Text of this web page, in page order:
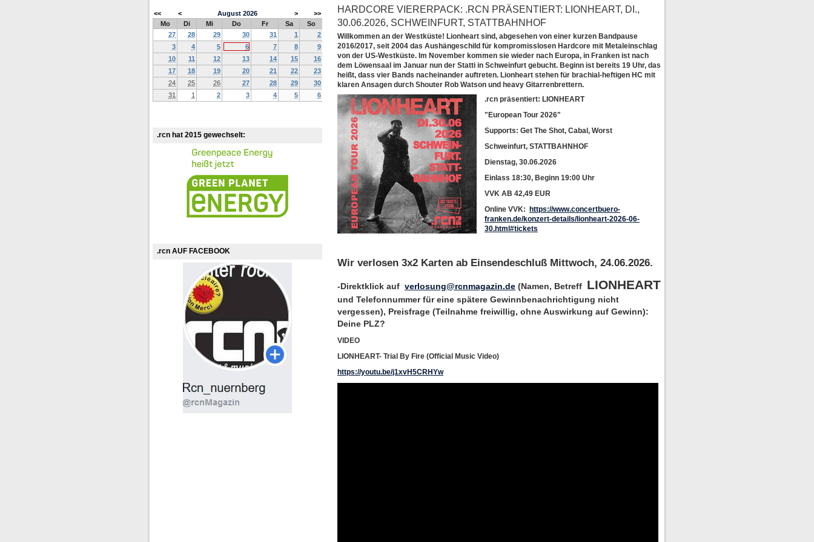
<< < August 2026 >
>>
Mo
Di Mi Do Fr Sa
So
27
28 29 30 31 1
2
3
4 5 6 7 8
9
10
11 12 13 14 15
16
17
18 19 20 21 22
23
24
25 26 27 28 29
30
31
1 2 3 4 5 6
.rcn hat 2015 gewechselt:
.rcn AUF FACEBOOK
HARDCORE VIERERPACK: .RCN PRÄSENTIERT: LIONHEART, DI.,
30.06.2026, SCHWEINFURT, STATTBAHNHOF
Willkommen an der Westküste! Lionheart sind, abgesehen von einer kurzen Bandpause
2016/2017, seit 2004 das Aushängeschild für kompromisslosen Hardcore mit Metaleinschlag
von der US-Westküste. Im November kommen sie wieder nach Europa, in Franken ist nach
dem Löwensaal im Januar nun der Statti in Schweinfurt gebucht. Beginn ist bereits 19 Uhr, das
heißt, dass vier Bands nacheinander auftreten. Lionheart stehen für brachial-heftigen HC mit
klaren Ansagen durch Shouter Rob Watson und heavy Gitarrenbrettern.
.rcn präsentiert: LIONHEART
"European Tour 2026"
Supports: Get The Shot, Cabal, Worst
Schweinfurt, STATTBAHNHOF
Dienstag, 30.06.2026
Einlass 18:30, Beginn 19:00 Uhr
VVK AB 42,49 EUR
Online VVK:
https://www.concertbuero-
franken.de/konzert-details/lionheart-2026-06-
30.html#tickets
Wir verlosen 3x2 Karten ab Einsendeschluß Mittwoch, 24.06.2026.
-Direktklick auf verlosung@rcnmagazin.de (Namen, Betreff LIONHEART
und Telefonnummer für eine spätere Gewinnbenachrichtigung nicht
vergessen), Preisfrage (Teilnahme freiwillig, ohne Auswirkung auf Gewinn):
Deine PLZ?
VIDEO
LIONHEART- Trial By Fire (Official Music Video)
https://youtu.be/j1xvH5CRHYw